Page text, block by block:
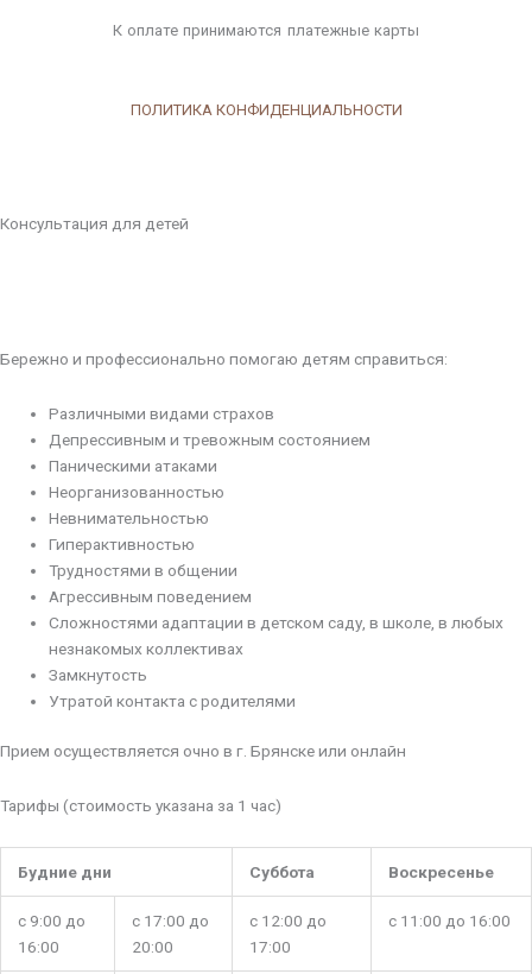
К оплате принимаются платежные карты
ПОЛИТИКА КОНФИДЕНЦИАЛЬНОСТИ
Консультация для детей
Бережно и профессионально помогаю детям справиться:
Различными видами страхов
Депрессивным и тревожным состоянием
Паническими атаками
Неорганизованностью
Невнимательностью
Гиперактивностью
Трудностями в общении
Агрессивным поведением
Сложностями адаптации в детском саду, в школе, в любых
незнакомых коллективах
Замкнутость
Утратой контакта с родителями
Прием осуществляется очно в г. Брянске или онлайн
Тарифы (стоимость указана за 1 час)
Будние дни Суббота Воскресенье
с 9:00 до
16:00
с 17:00 до
20:00
с 12:00 до
17:00
с 11:00 до 16:00